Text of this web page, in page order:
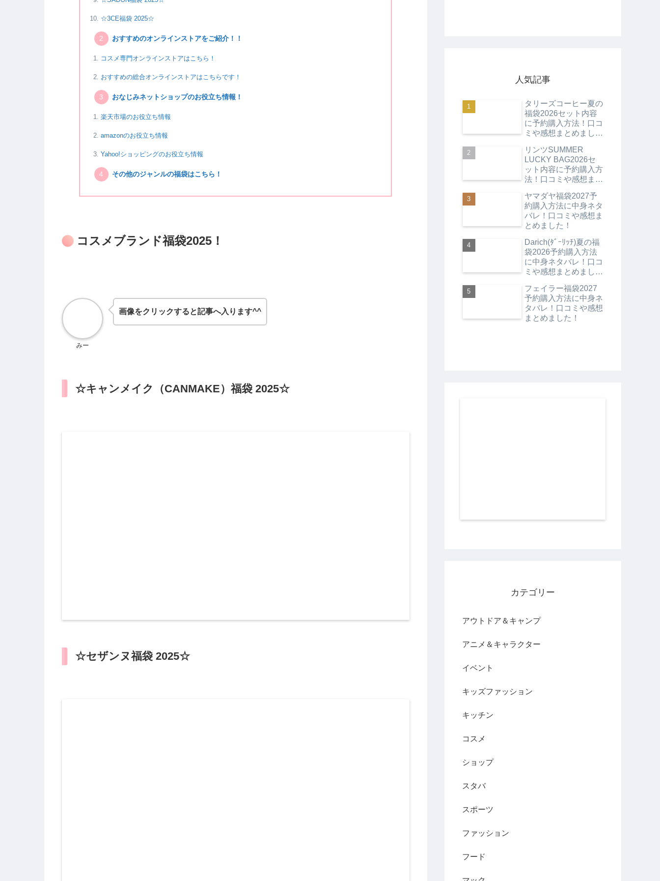
☆3CE福袋 2025☆
おすすめのオンラインストアをご紹介！！
コスメ専門オンラインストアはこちら！
おすすめの総合オンラインストアはこちらです！
おなじみネットショップのお役立ち情報！
楽天市場のお役立ち情報
amazonのお役立ち情報
Yahoo!ショッピングのお役立ち情報
その他のジャンルの福袋はこちら！
コスメブランド福袋2025！
みー
画像をクリックすると記事へ入ります^^
☆キャンメイク（CANMAKE）福袋 2025☆
☆セザンヌ福袋 2025☆
人気記事
タリーズコーヒー夏の
福袋2026セット内容
に予約購入方法！口コ
ミや感想まとめまし
リンツSUMMER
LUCKY BAG2026セ
ット内容に予約購入方
法！口コミや感想まと
ヤマダヤ福袋2027予
約購入方法に中身ネタ
バレ！口コミや感想ま
とめました！
Darich(ﾀﾞｰﾘｯﾁ)夏の福
袋2026予約購入方法
に中身ネタバレ！口コ
ミや感想まとめまし
フェイラー福袋2027
予約購入方法に中身ネ
タバレ！口コミや感想
まとめました！
カテゴリー
アウトドア＆キャンプ
アニメ＆キャラクター
イベント
キッズファッション
キッチン
コスメ
ショップ
スタバ
スポーツ
ファッション
フード